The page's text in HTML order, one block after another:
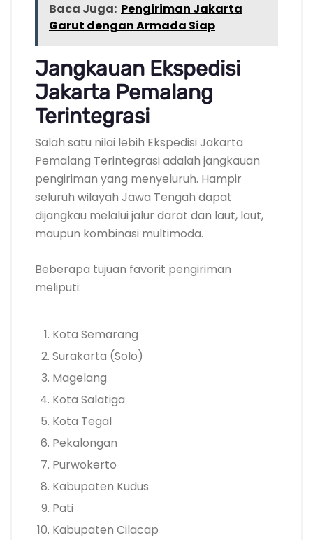
Baca Juga: Pengiriman Jakarta
Garut dengan Armada Siap
Jangkauan Ekspedisi
Jakarta Pemalang
Terintegrasi
Salah satu nilai lebih Ekspedisi Jakarta
Pemalang Terintegrasi adalah jangkauan
pengiriman yang menyeluruh. Hampir
seluruh wilayah Jawa Tengah dapat
dijangkau melalui jalur darat dan laut, laut,
maupun kombinasi multimoda.
Beberapa tujuan favorit pengiriman
meliputi:
Kota Semarang
Surakarta (Solo)
Magelang
Kota Salatiga
Kota Tegal
Pekalongan
Purwokerto
Kabupaten Kudus
Pati
Kabupaten Cilacap